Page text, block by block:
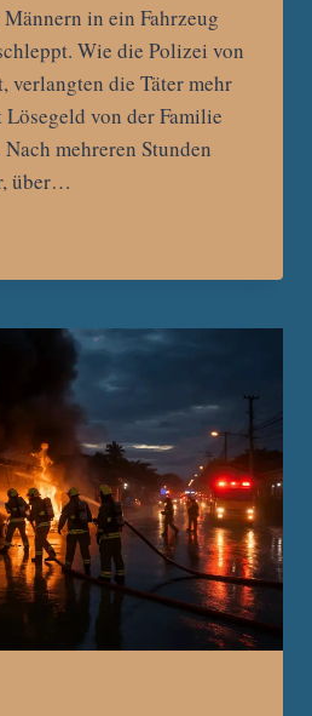
in ein Fahrzeug
Wie die Polizei von
verlangten die Täter mehr
von der Familie
mehreren Stunden
über…